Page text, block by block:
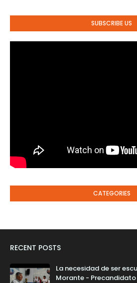
SUBSCRIBE US
CATEGORIES
RECENT POSTS
La necesidad de ser
Morante -